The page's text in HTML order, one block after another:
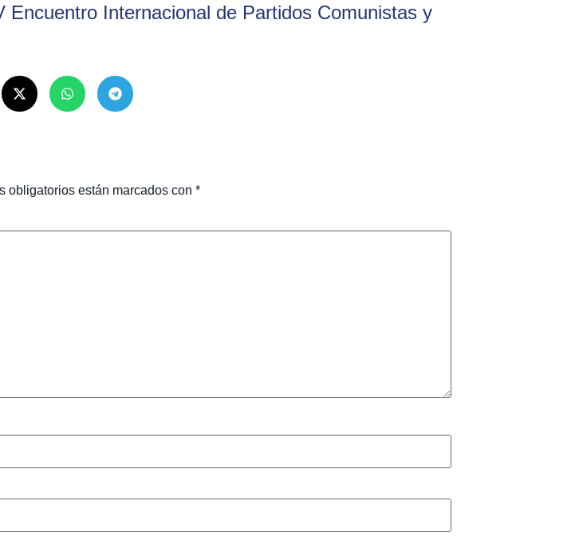
Internacional de Partidos Comunistas y
obligatorios están marcados con *